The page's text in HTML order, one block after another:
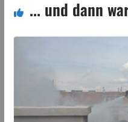
... und dann